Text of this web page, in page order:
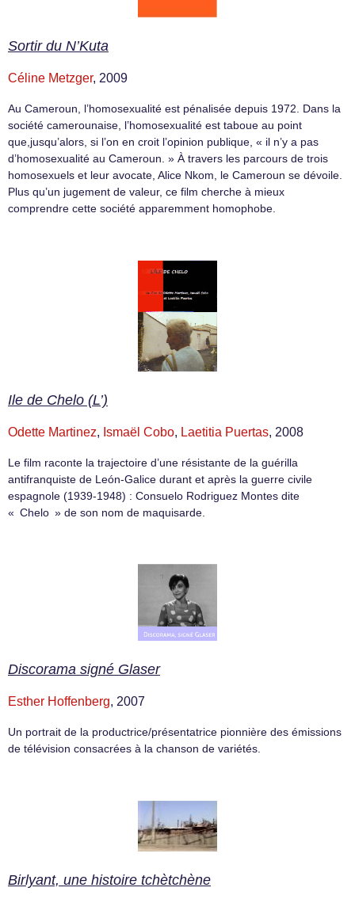
Sortir du N’Kuta
Céline Metzger, 2009
Au Cameroun, l’homosexualité est pénalisée depuis 1972. Dans la
société camerounaise, l’homosexualité est taboue au point
que,jusqu’alors, si l’on en croit l’opinion publique, « il n’y a pas
d’homosexualité au Cameroun. » À travers les parcours de trois
homosexuels et leur avocate, Alice Nkom, le Cameroun se dévoile.
Plus qu’un jugement de valeur, ce film cherche à mieux
comprendre cette société apparemment homophobe.
Ile de Chelo (L’)
Odette Martinez, Ismaël Cobo, Laetitia Puertas, 2008
Le film raconte la trajectoire d’une résistante de la guérilla
antifranquiste de León-Galice durant et après la guerre civile
espagnole (1939-1948) : Consuelo Rodriguez Montes dite
« Chelo » de son nom de maquisarde.
Discorama signé Glaser
Esther Hoffenberg, 2007
Un portrait de la productrice/présentatrice pionnière des émissions
de télévision consacrées à la chanson de variétés.
Birlyant, une histoire tchètchène